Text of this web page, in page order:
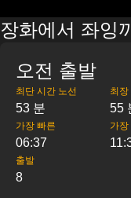
장화에서 좌잉
오전 출발
최단 시간 노선
53 분
최장
55
가장 빠른
06:37
가장
출발
8